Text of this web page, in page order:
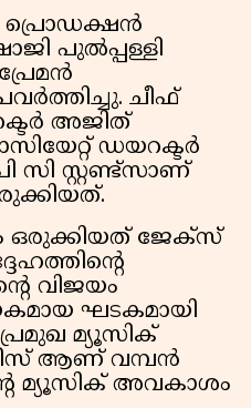
പ്രൊഡക്ഷൻ
പുൽപ്പള്ളി
ചീഫ്
അജിത്
ഡയറക്ടർ
സി സ്റ്റണ്ട്സാണ്
ഒരുക്കിയത് ജേക്സ്
വിജയം
ഘടകമായി
മ്യൂസിക്
ആണ് വമ്പൻ
മ്യൂസിക് അവകാശം